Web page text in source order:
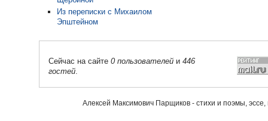
Из переписки с Михаилом
Эпштейном
Сейчас на сайте 0 пользователей и 446
гостей.
Алексей Максимович Парщиков - стихи и поэмы,